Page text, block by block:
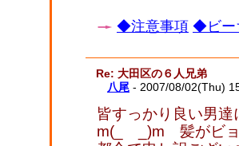
◆注意事項 ◆ビー
Re: 大田区の６人兄弟
八尾 - 2007/08/02(Thu)
皆すっかり良い男
m(_ _)m 髪がビョ